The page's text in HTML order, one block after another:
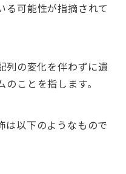
る可能性が指摘されて
列の変化を伴わずに遺
ことを指します。
は以下のようなもので